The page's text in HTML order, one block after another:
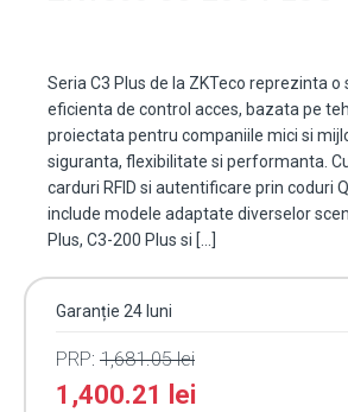
Seria C3 Plus de la ZKTeco reprezinta
eficienta de control acces, bazata pe
proiectata pentru companiile mici si
siguranta, flexibilitate si performanta.
carduri RFID si autentificare prin coduri
include modele adaptate diverselor
Plus, C3-200 Plus si […]
Garanție 24 luni
PRP: 1,681.05lei
1,400.21 lei